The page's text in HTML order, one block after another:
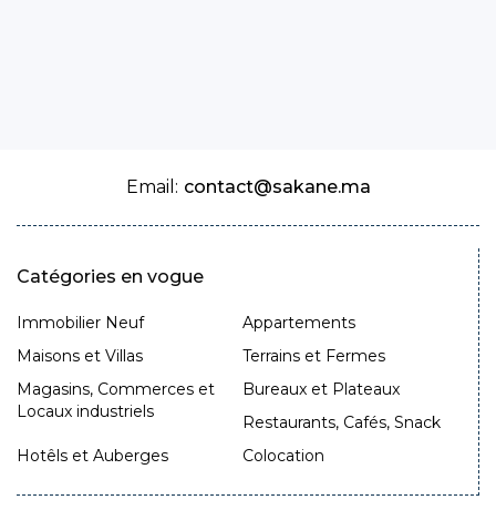
Email: contact@sakane.ma
Catégories en vogue
Immobilier Neuf
Appartements
Maisons et Villas
Terrains et Fermes
Magasins, Commerces et
Locaux industriels
Bureaux et Plateaux
Restaurants, Cafés, Snack
Hotêls et Auberges
Colocation